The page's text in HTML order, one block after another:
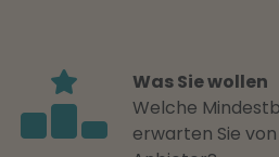
Was Sie wollen
Welche
erwarten Sie